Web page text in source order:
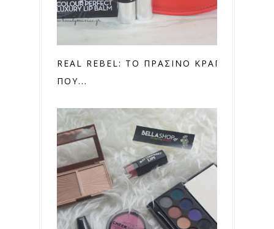
REAL REBEL: ΤΟ ΠΡΑΣΙΝΟ ΚΡΑΓΙΟΝ,
ΠΟΥ...